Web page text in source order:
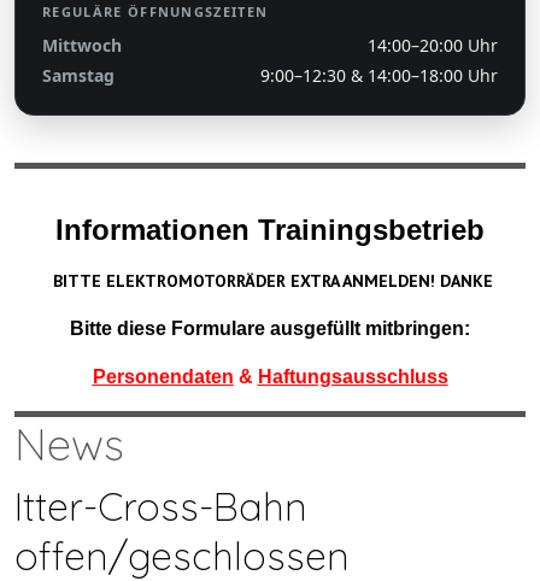
REGULÄRE ÖFFNUNGSZEITEN
Mittwoch
14:00–20:00 Uhr
Samstag
9:00–12:30 & 14:00–18:00 Uhr
Informationen Trainingsbetrieb
BITTE ELEKTROMOTORRÄDER EXTRA ANMELDEN! DANKE
Bitte diese Formulare ausgefüllt mitbringen:
Personendaten & Haftungsausschluss
News
Itter-Cross-Bahn
offen/geschlossen